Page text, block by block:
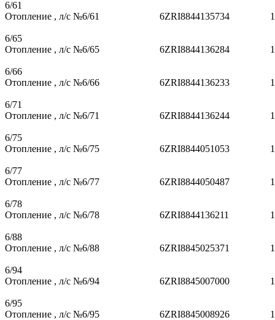
6/61
Отопление , л/с №6/61
6ZRI8844135734
6/65
Отопление , л/с №6/65
6ZRI8844136284
6/66
Отопление , л/с №6/66
6ZRI8844136233
6/71
Отопление , л/с №6/71
6ZRI8844136244
6/75
Отопление , л/с №6/75
6ZRI8844051053
6/77
Отопление , л/с №6/77
6ZRI8844050487
6/78
Отопление , л/с №6/78
6ZRI8844136211
6/88
Отопление , л/с №6/88
6ZRI8845025371
6/94
Отопление , л/с №6/94
6ZRI8845007000
6/95
Отопление , л/с №6/95
6ZRI8845008926